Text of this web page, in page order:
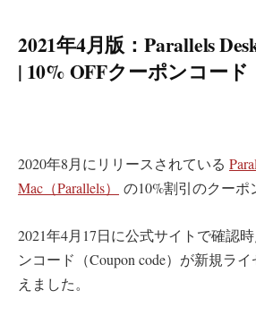
2021年4月版：Parallels
| 10% OFFクーポンコード
2020年8月にリリースされている
Mac（Parallels）
の10%割引のクーポ
2021年4月17日に公式サイトで確認
ンコード（Coupon code）が新規ラ
えました。